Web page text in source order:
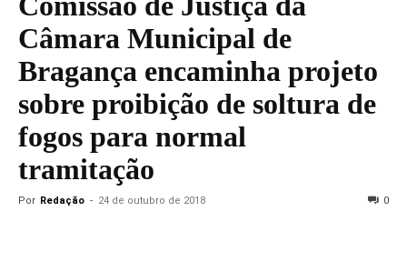
Câmara Municipal de
Bragança encaminha projeto
sobre proibição de soltura de
fogos para normal
tramitação
Por Redação - 24 de outubro de 2018 0